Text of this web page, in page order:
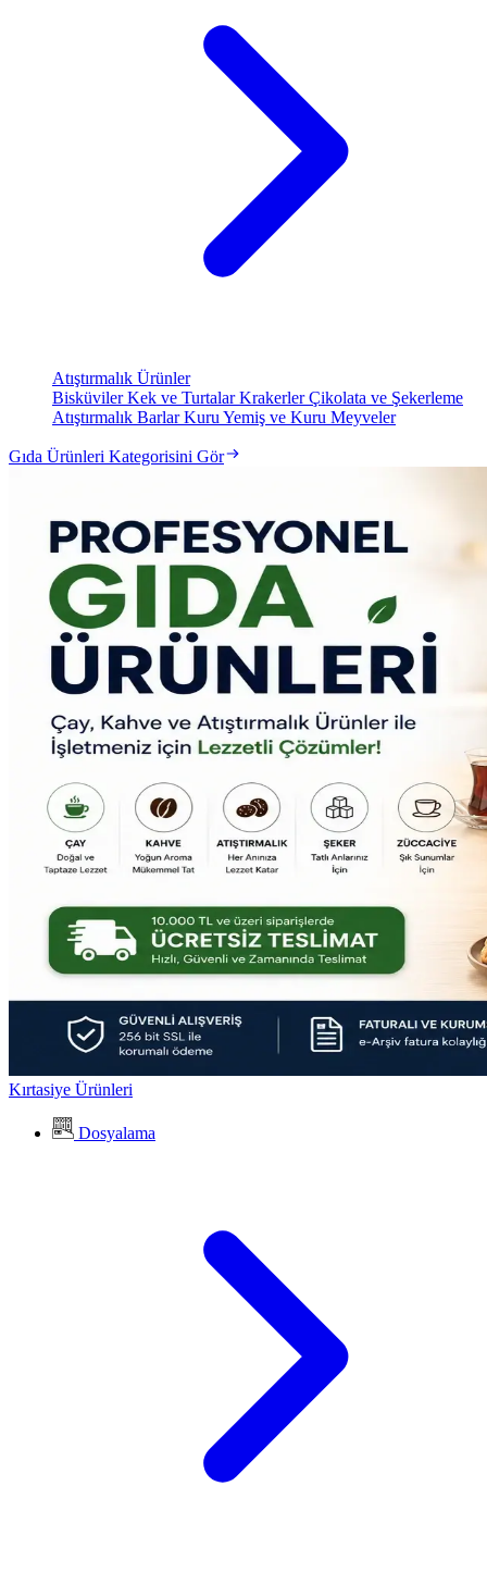
Atıştırmalık Ürünler
BisküvilerKek ve TurtalarKrakerlerÇikolata ve Şekerleme
Atıştırmalık BarlarKuru Yemiş ve Kuru Meyveler
Gıda Ürünleri Kategorisini Gör
Kırtasiye Ürünleri
Dosyalama